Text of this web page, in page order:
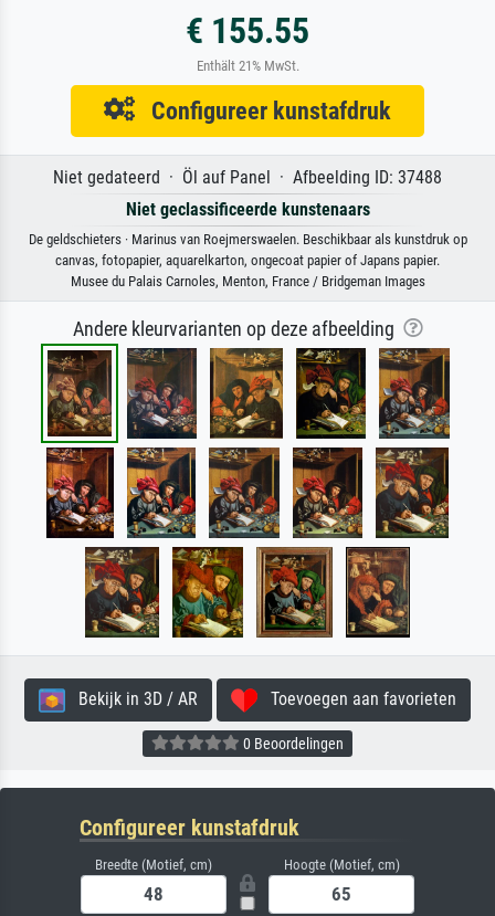
€ 155.55
Enthält 21% MwSt.
Configureer kunstafdruk
Niet gedateerd · Öl auf Panel · Afbeelding ID: 37488
Niet geclassificeerde kunstenaars
De geldschieters · Marinus van Roejmerswaelen. Beschikbaar als kunstdruk op
canvas, fotopapier, aquarelkarton, ongecoat papier of Japans papier.
Musee du Palais Carnoles, Menton, France / Bridgeman Images
Andere kleurvarianten op deze afbeelding
Bekijk in 3D / AR Toevoegen aan favorieten
0 Beoordelingen
Configureer kunstafdruk
Breedte (Motief, cm) Hoogte (Motief, cm)